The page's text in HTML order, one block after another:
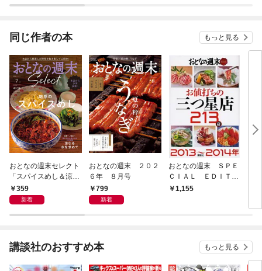
同じ作者の本 もっと見る
おとなの週末セレクト
「スパイスめし＆涼な
る水を求めて」〈２０
２６年７月号〉
359
新着
おとなの週末 ２０２
６年 ８月号
799
新着
おとなの週末 ＳＰＥ
ＣＩＡＬ ＥＤＩＴＩ
ＯＮ お値打ちの三つ
1,155
４年
講談社のおすすめ本 もっと見る